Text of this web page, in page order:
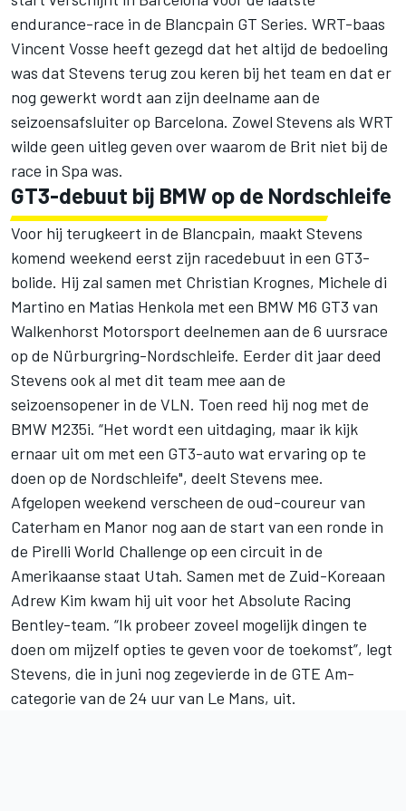
endurance-race in de Blancpain GT Series. WRT-baas
Vincent Vosse heeft gezegd dat het altijd de bedoeling
was dat Stevens terug zou keren bij het team en dat er
nog gewerkt wordt aan zijn deelname aan de
seizoensafsluiter op Barcelona. Zowel Stevens als WRT
wilde geen uitleg geven over waarom de Brit niet bij de
race in Spa was.
GT3-debuut bij BMW op de Nordschleife
Voor hij terugkeert in de Blancpain, maakt Stevens
komend weekend eerst zijn racedebuut in een GT3-
bolide. Hij zal samen met Christian Krognes, Michele di
Martino en Matias Henkola met een BMW M6 GT3 van
Walkenhorst Motorsport deelnemen aan de 6 uursrace
op de Nürburgring-Nordschleife. Eerder dit jaar deed
Stevens ook al met dit team mee aan de
seizoensopener in de VLN. Toen reed hij nog met de
BMW M235i. “Het wordt een uitdaging, maar ik kijk
ernaar uit om met een GT3-auto wat ervaring op te
doen op de Nordschleife", deelt Stevens mee.
Afgelopen weekend verscheen de oud-coureur van
Caterham en Manor nog aan de start van een ronde in
de Pirelli World Challenge op een circuit in de
Amerikaanse staat Utah. Samen met de Zuid-Koreaan
Adrew Kim kwam hij uit voor het Absolute Racing
Bentley-team. “Ik probeer zoveel mogelijk dingen te
doen om mijzelf opties te geven voor de toekomst”, legt
Stevens, die in juni nog zegevierde in de GTE Am-
categorie van de 24 uur van Le Mans, uit.